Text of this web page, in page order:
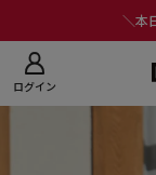
＼本
ログイン